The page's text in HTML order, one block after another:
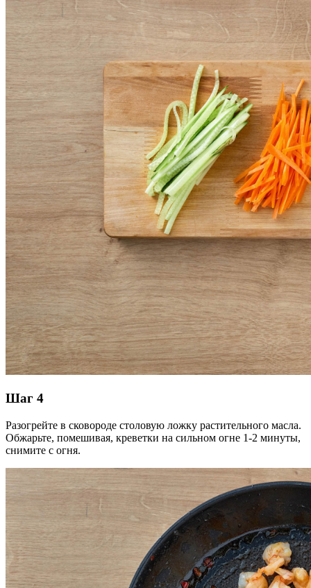
Шаг 4
Разогрейте в сковороде столовую ложку растительного масла.
Обжарьте, помешивая, креветки на сильном огне 1-2 минуты,
снимите с огня.